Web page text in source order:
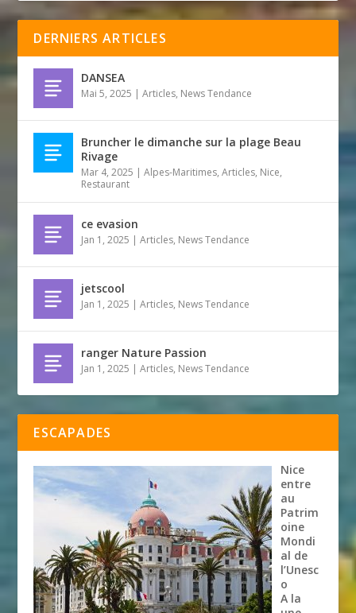
DERNIERS ARTICLES
DANSEA
Mai 5, 2025 |Articles, News Tendance
Bruncher le dimanche sur la plage Beau
Rivage
Mar 4, 2025 |Alpes-Maritimes,Articles, Nice,
Restaurant
ce evasion
Jan 1, 2025 |Articles, News Tendance
jetscool
Jan 1, 2025 |Articles, News Tendance
ranger Nature Passion
Jan 1, 2025 |Articles, News Tendance
ESCAPADES
Nice
entre
au
Patrim
oine
Mondi
al de
l’Unesc
o
A la